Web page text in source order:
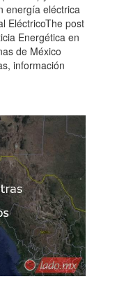
energía eléctrica
EléctricoThe post
Energética en
de México
información